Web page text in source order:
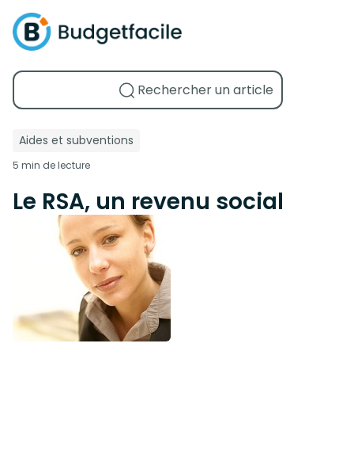
Aides et subventions
5 min de lecture
Le RSA, un revenu social